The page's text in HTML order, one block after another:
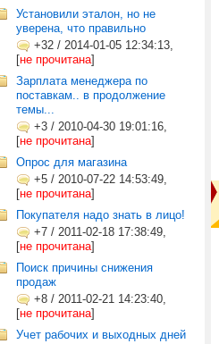
Установили эталон, но не
уверена, что правильно
+32 / 2014-01-05 12:34:13,
[не прочитана]
Зарплата менеджера по
поставкам.. в продолжение
темы...
+3 / 2010-04-30 19:01:16,
[не прочитана]
Опрос для магазина
+5 / 2010-07-22 14:53:49,
[не прочитана]
Покупателя надо знать в лицо!
+7 / 2011-02-18 17:38:49,
[не прочитана]
Поиск причины снижения
продаж
+8 / 2011-02-21 14:23:40,
[не прочитана]
Учет рабочих и выходных дней